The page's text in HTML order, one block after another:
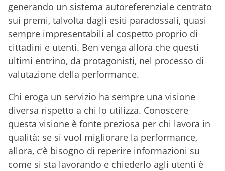
generando un sistema autoreferenziale centrato
sui premi, talvolta dagli esiti paradossali, quasi
sempre impresentabili al cospetto proprio di
cittadini e utenti. Ben venga allora che questi
ultimi entrino, da protagonisti, nel processo di
valutazione della performance.
Chi eroga un servizio ha sempre una visione
diversa rispetto a chi lo utilizza. Conoscere
questa visione è fonte preziosa per chi lavora in
qualità: se si vuol migliorare la performance,
allora, c’è bisogno di reperire informazioni su
come si sta lavorando e chiederlo agli utenti è